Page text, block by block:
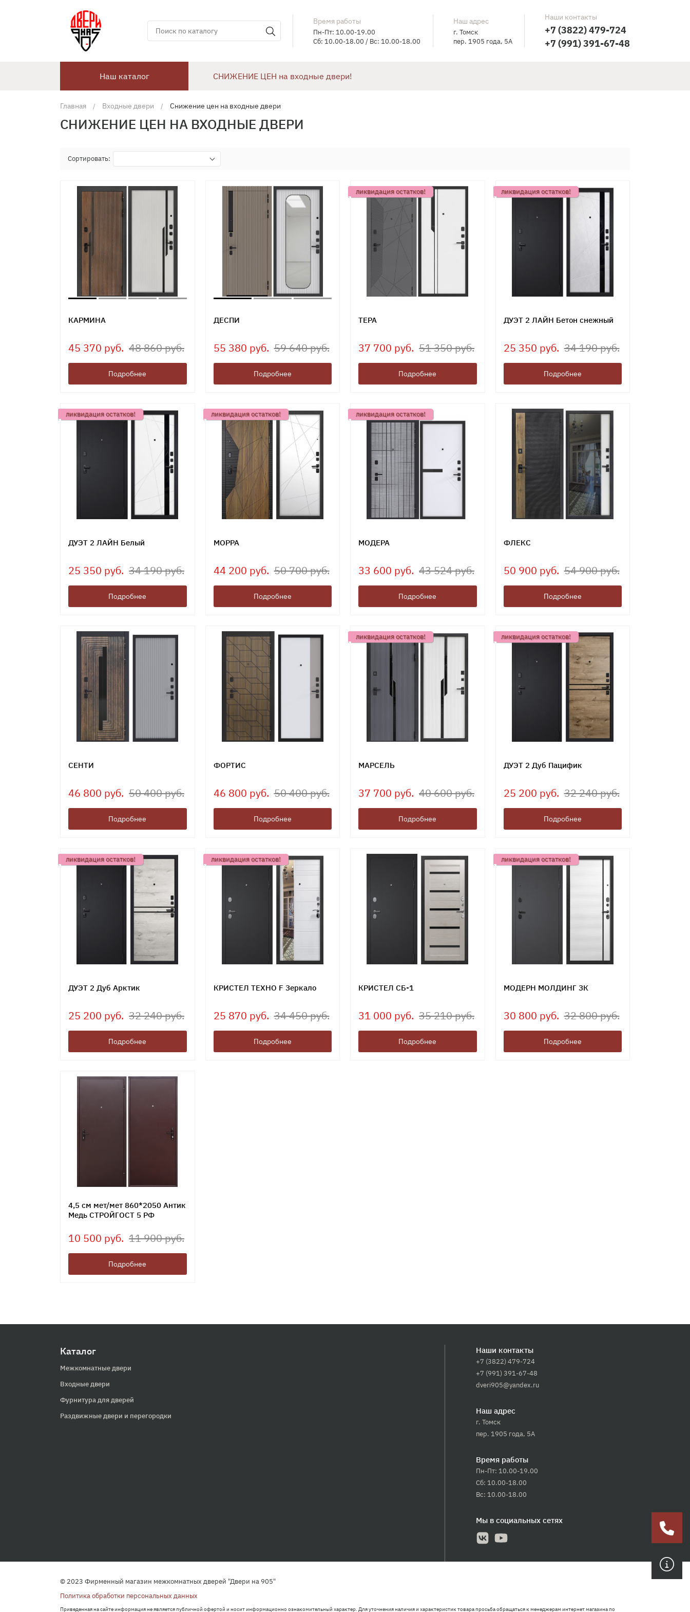
Время работы
Пн-Пт: 10.00-19.00
Сб: 10.00-18.00 / Вс: 10.00-18.00
Наш адрес
г. Томск
пер. 1905 года, 5А
Наши контакты
+7 (3822) 479-724
+7 (991) 391-67-48
Наш каталог СНИЖЕНИЕ ЦЕН на входные двери!
Главная Входные двери Снижение цен на входные двери
СНИЖЕНИЕ ЦЕН НА ВХОДНЫЕ ДВЕРИ
Сортировать:
КАРМИНА
45 370 руб. 48 860 руб.
Подробнее
ДЕСПИ
55 380 руб. 59 640 руб.
Подробнее
ликвидация остатков!
ТЕРА
37 700 руб. 51 350 руб.
Подробнее
ликвидация остатков!
ДУЭТ 2 ЛАЙН Бетон снежный
25 350 руб. 34 190 руб.
Подробнее
ликвидация остатков!
ДУЭТ 2 ЛАЙН Белый
25 350 руб. 34 190 руб.
Подробнее
ликвидация остатков!
МОРРА
44 200 руб. 50 700 руб.
Подробнее
ликвидация остатков!
МОДЕРА
33 600 руб. 43 524 руб.
Подробнее
ФЛЕКС
50 900 руб. 54 900 руб.
Подробнее
СЕНТИ
46 800 руб. 50 400 руб.
Подробнее
ФОРТИС
46 800 руб. 50 400 руб.
Подробнее
ликвидация остатков!
МАРСЕЛЬ
37 700 руб. 40 600 руб.
Подробнее
ликвидация остатков!
ДУЭТ 2 Дуб Пацифик
25 200 руб. 32 240 руб.
Подробнее
ликвидация остатков!
ДУЭТ 2 Дуб Арктик
25 200 руб. 32 240 руб.
Подробнее
ликвидация остатков!
КРИСТЕЛ ТЕХНО F Зеркало
25 870 руб. 34 450 руб.
Подробнее
КРИСТЕЛ СБ-1
31 000 руб. 35 210 руб.
Подробнее
ликвидация остатков!
МОДЕРН МОЛДИНГ ЗК
30 800 руб. 32 800 руб.
Подробнее
4,5 см мет/мет 860*2050 Антик
Медь СТРОЙГОСТ 5 РФ
10 500 руб. 11 900 руб.
Подробнее
Каталог
Межкомнатные двери
Входные двери
Фурнитура для дверей
Раздвижные двери и перегородки
Наши контакты
+7 (3822) 479-724
+7 (991) 391-67-48
dveri905@yandex.ru
Наш адрес
г. Томск
пер. 1905 года, 5А
Время работы
Пн-Пт: 10.00-19.00
Сб: 10.00-18.00
Вс: 10.00-18.00
Мы в социальных сетях
© 2023 Фирменный магазин межкомнатных дверей "Двери на 905"
Политика обработки персональных данных
Приведенная на сайте информация не является публичной офертой и носит информационно ознакомительный характер. Для уточнения наличия и характеристик товара просьба обращаться к менеджерам интернет магазина по